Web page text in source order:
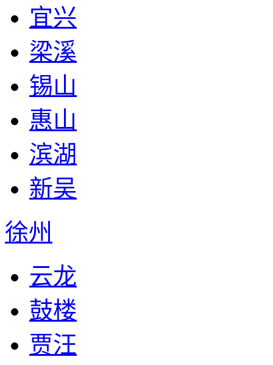
宜兴
梁溪
锡山
惠山
滨湖
新吴
徐州
云龙
鼓楼
贾汪